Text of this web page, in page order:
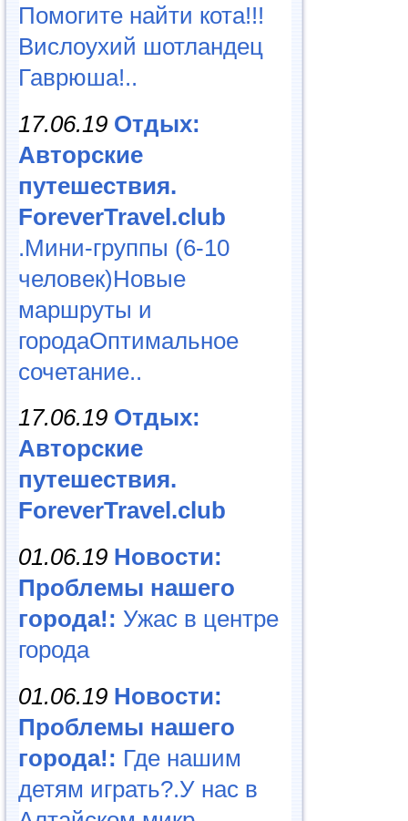
Помогите найти кота!!!
Вислоухий шотландец
Гаврюша!..
17.06.19 Отдых:
Авторские
путешествия.
ForeverTravel.club
.Мини-группы (6-10
человек)Новые
маршруты и
городаОптимальное
сочетание..
17.06.19 Отдых:
Авторские
путешествия.
ForeverTravel.club
01.06.19 Новости:
Проблемы нашего
города!: Ужас в центре
города
01.06.19 Новости:
Проблемы нашего
города!: Где нашим
детям играть?.У нас в